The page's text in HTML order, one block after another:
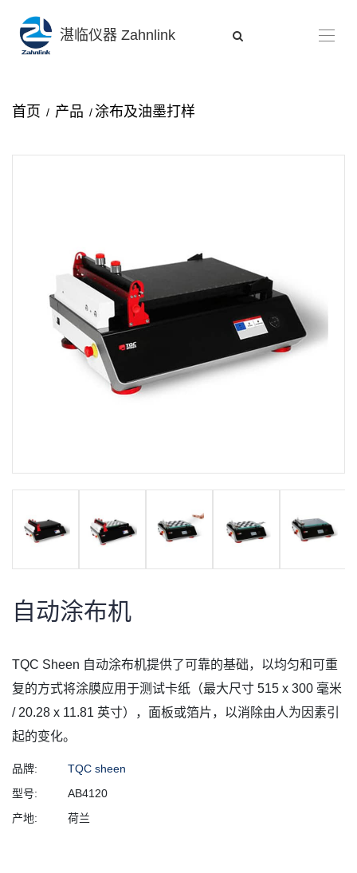
湛临仪器 Zahnlink
首页 产品 涂布及油墨打样
自动涂布机
TQC Sheen 自动涂布机提供了可靠的基础，以均匀和可重
复的方式将涂膜应用于测试卡纸（最大尺寸 515 x 300 毫米
/ 20.28 x 11.81 英寸），面板或箔片，以消除由人为因素引
起的变化。
品牌:
TQC sheen
型号:
AB4120
产地:
荷兰